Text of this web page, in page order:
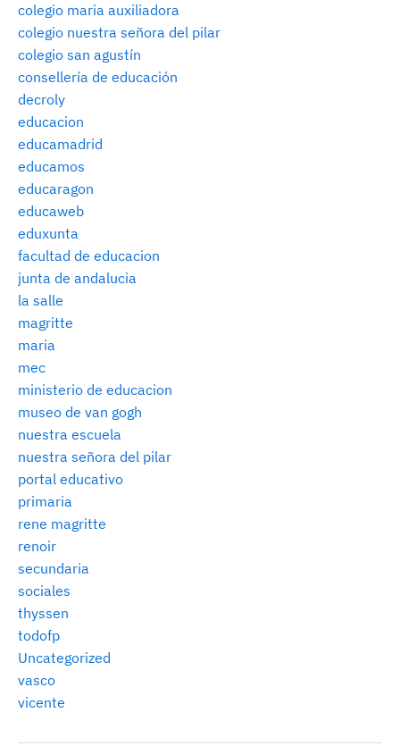
colegio maria auxiliadora
colegio nuestra señora del pilar
colegio san agustín
consellería de educación
decroly
educacion
educamadrid
educamos
educaragon
educaweb
eduxunta
facultad de educacion
junta de andalucia
la salle
magritte
maria
mec
ministerio de educacion
museo de van gogh
nuestra escuela
nuestra señora del pilar
portal educativo
primaria
rene magritte
renoir
secundaria
sociales
thyssen
todofp
Uncategorized
vasco
vicente